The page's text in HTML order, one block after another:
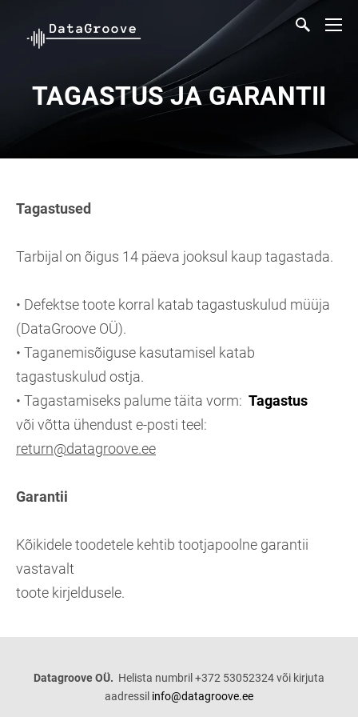
TAGASTUS JA GARANTII
Tagastused
Tarbijal on õigus 14 päeva jooksul kaup tagastada.
• Defektse toote korral katab tagastuskulud müüja
(DataGroove OÜ).
• Taganemisõiguse kasutamisel katab
tagastuskulud ostja.
• Tagastamiseks palume täita vorm: Tagastus
või võtta ühendust e-posti teel:
return@datagroove.ee
Garantii
Kõikidele toodetele kehtib tootjapoolne garantii
vastavalt
toote kirjeldusele.
Datagroove OÜ. Helista numbril +372 53052324 või kirjuta
aadressil info@datagroove.ee